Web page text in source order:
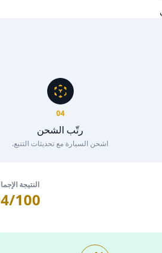
04
رتّب الشحن
اشحن السيارة مع تحديثات التتبع.
النتيجة
100